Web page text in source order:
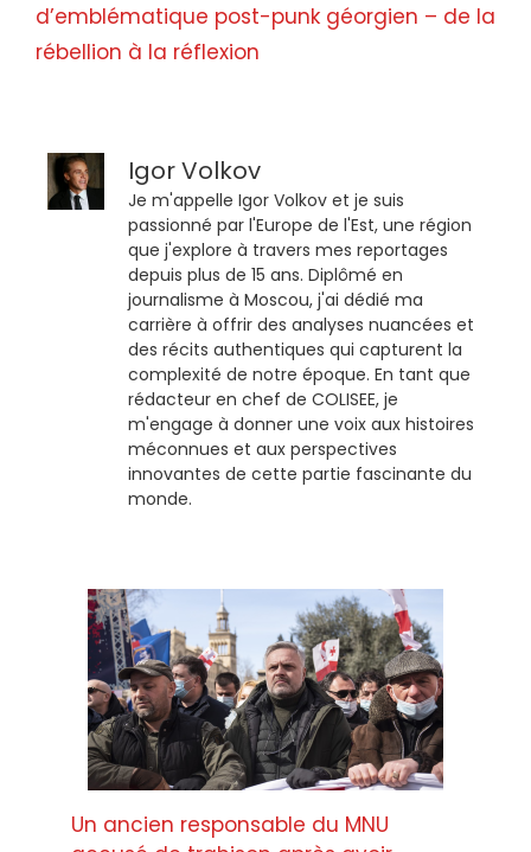
d’emblématique post-punk géorgien – de la
rébellion à la réflexion
Igor Volkov
Je m'appelle Igor Volkov et je suis
passionné par l'Europe de l'Est, une région
que j'explore à travers mes reportages
depuis plus de 15 ans. Diplômé en
journalisme à Moscou, j'ai dédié ma
carrière à offrir des analyses nuancées et
des récits authentiques qui capturent la
complexité de notre époque. En tant que
rédacteur en chef de COLISEE, je
m'engage à donner une voix aux histoires
méconnues et aux perspectives
innovantes de cette partie fascinante du
monde.
Un ancien responsable du MNU